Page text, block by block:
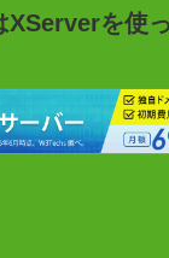
XServerを使